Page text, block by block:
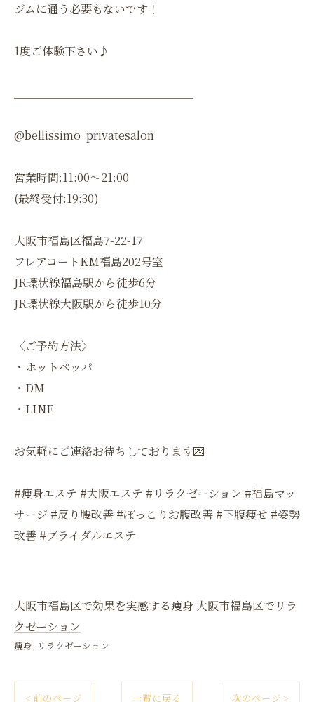
ジムに通う必要もないです！
1度ご体験下さい♪
@bellissimo_privatesalon
営業時間:11:00〜21:00
(最終受付:19:30)
大阪市福島区福島7-22-17
フレアコートKM福島202号室
JR環状線福島駅から徒歩6分
JR環状線大阪駅から徒歩10分
〈ご予約方法〉
・ホットペッパ
・DM
・LINE
お気軽にご連絡お待ちしております💌
#痩身エステ #大阪エステ #リラクゼーション #福島マッ
サージ #反り腰改善 #ぽっこりお腹改善 #下腹痩せ #姿勢
改善 #ブライダルエステ
大阪市福島区で効果を実感する痩身 大阪市福島区でリラ
クゼーション
痩身 リラクゼーション
< 前のページ 一覧に戻る 次のページ >